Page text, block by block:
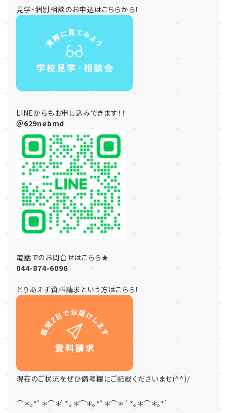
見学・個別相談のお申込はこちらから！
LINEからもお申し込みできます！！
＠629nebmd
電話でのお問合せはこちら★
044-874-6096
とりあえず資料請求という方はこちら！
現在のご状況をぜひ備考欄にご記載くださいませ(^^)/
⌒＊｡*ﾟ＊⌒＊ﾟ*｡＊⌒＊｡*ﾟ＊⌒＊ ﾟ*｡＊⌒＊｡*ﾟ